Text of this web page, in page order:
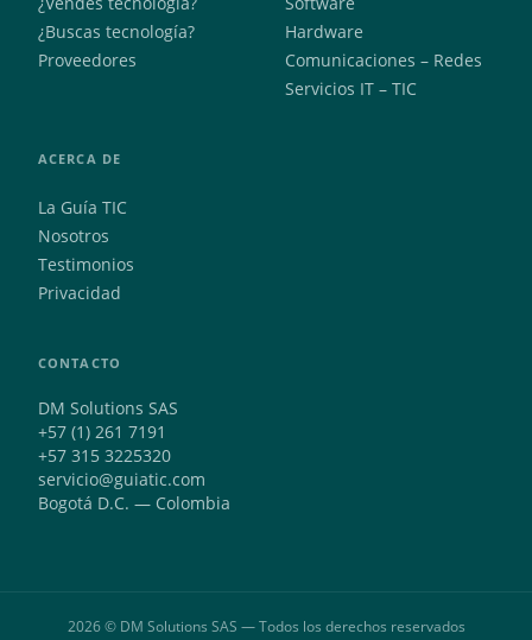
¿Buscas tecnología?
Proveedores
Hardware
Comunicaciones – Redes
Servicios IT – TIC
ACERCA DE
La Guía TIC
Nosotros
Testimonios
Privacidad
CONTACTO
DM Solutions SAS
+57 (1) 261 7191
+57 315 3225320
servicio@guiatic.com
Bogotá D.C. — Colombia
2026 © DM Solutions SAS — Todos los derechos reservados